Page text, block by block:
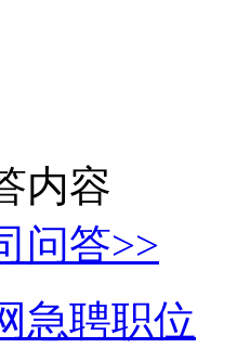
内容
问答>>
急聘职位